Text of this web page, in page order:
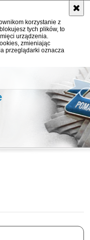
korzystanie z
tych plików, to
urządzenia.
zmieniając
przeglądarki oznacza